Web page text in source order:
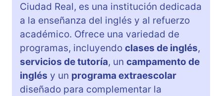
Ciudad Real, es una institución dedicada
a la enseñanza del inglés y al refuerzo
académico. Ofrece una variedad de
programas, incluyendo clases de inglés,
servicios de tutoría, un campamento de
inglés y un programa extraescolar
diseñado para complementar la